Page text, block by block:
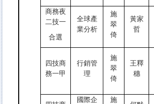
商務夜
二技一
合選
全球產
業分析
施
翠
倚
黃家
哲
四技商
務一甲
行銷管
理
施
翠
倚
王釋
穗
國際企
施